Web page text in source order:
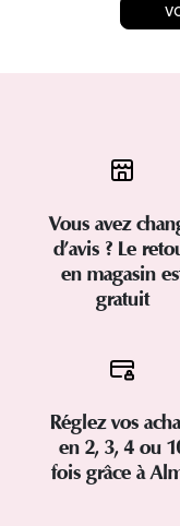
Vous avez
d’avis ? Le
en magasin
gratuit
Réglez vos
en 2, 3, 4 ou
fois grâce à